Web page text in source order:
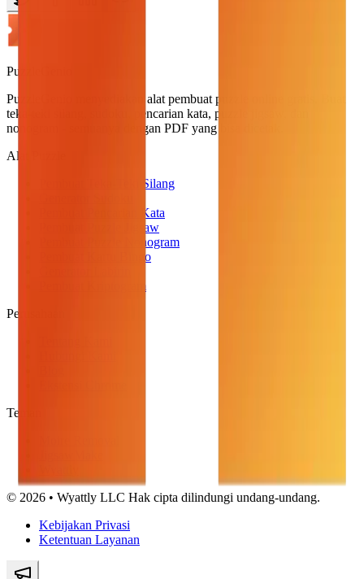
PuzzleGenio
PuzzleGenio menyediakan alat pembuat puzzle online gratis. Buat
teka-teki silang, sudoku, pencarian kata, puzzle jigsaw, dan
nonogram - semuanya dengan PDF yang bisa dicetak.
Alat Puzzle
Pembuat Teka-Teki Silang
Pembuat Pencarian Kata
Pembuat Puzzle Jigsaw
Pembuat Puzzle Nonogram
Pembuat Kartu Bingo
Pembuat Kriptogram
Perusahaan
Teman
© 2026 • Wyattly LLC Hak cipta dilindungi undang-undang.
Kebijakan Privasi
Ketentuan Layanan